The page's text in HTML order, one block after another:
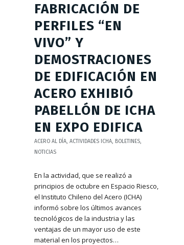
FABRICACIÓN DE
PERFILES “EN
VIVO” Y
DEMOSTRACIONES
DE EDIFICACIÓN EN
ACERO EXHIBIÓ
PABELLÓN DE ICHA
EN EXPO EDIFICA
ACERO AL DÍA, ACTIVIDADES ICHA, BOLETINES,
NOTICIAS
En la actividad, que se realizó a
principios de octubre en Espacio Riesco,
el Instituto Chileno del Acero (ICHA)
informó sobre los últimos avances
tecnológicos de la industria y las
ventajas de un mayor uso de este
material en los proyectos…